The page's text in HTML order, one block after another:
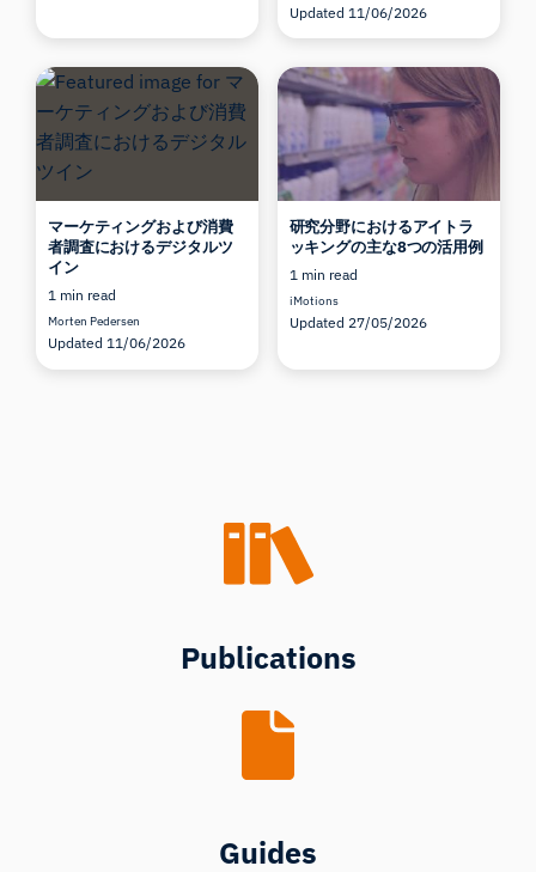
Updated 11/06/2026
マーケティングおよび消費
者調査におけるデジタルツ
イン
1 min read
Morten Pedersen
Updated 11/06/2026
研究分野におけるアイトラ
ッキングの主な8つの活用例
1 min read
iMotions
Updated 27/05/2026
Publications
Guides